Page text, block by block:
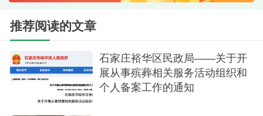
推荐阅读的文章
石家庄裕华区民政局——关于开
展从事殡葬相关服务活动组织和
个人备案工作的通知